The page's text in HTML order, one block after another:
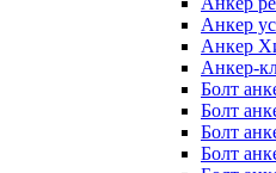
Анкер
Анкер
Анкер-
Болт
Болт
Болт
Болт